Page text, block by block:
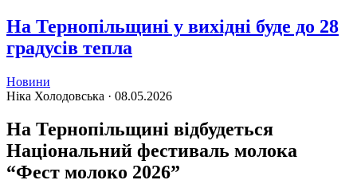
На Тернопільщині у вихідні буде до 28
градусів тепла
Новини
Ніка Холодовська · 08.05.2026
На Тернопільщині відбудеться
Національний фестиваль молока
“Фест молоко 2026”